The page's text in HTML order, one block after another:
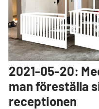
2021-05-20:
man föreställa
receptionen